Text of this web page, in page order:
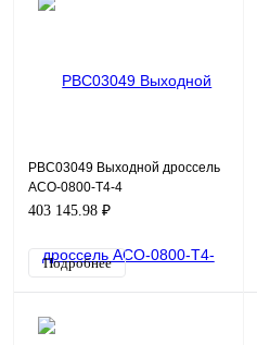
PBC03049 Выходной дроссель
ACO-0800-T4-4
403 145.98 ₽
Подробнее